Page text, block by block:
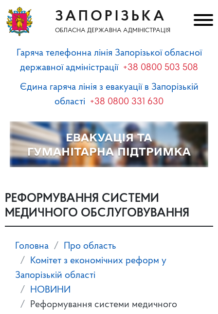
ЗАПОРІЗЬКА
ОБЛАСНА ДЕРЖАВНА АДМІНІСТРАЦІЯ
Гаряча телефонна лінія Запорізької обласної
державної адміністрації +38 0800 503 508
Єдина гаряча лінія з евакуації в Запорізькій
області +38 0800 331 630
РЕФОРМУВАННЯ СИСТЕМИ
МЕДИЧНОГО ОБСЛУГОВУВАННЯ
Головна
Про область
Комітет з економічних реформ у
Запорізькій області
НОВИНИ
Реформування системи медичного